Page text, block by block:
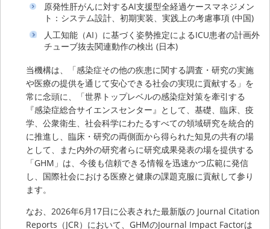
原発性肝がんに対するAI支援型全経過ケースマネジメン
ト：システム設計、初期実装、実践上の考慮事項 (中国)
人工知能（AI）に基づく姿勢推定によるICU患者の計画外
チューブ抜去関連動作の検出 (日本)
当機構は、「感染症その他の疾患に関する調査・研究の実施
や医療の提供を通じて安心できる社会の実現に貢献する」を
常に念頭に、「世界トップレベルの感染症対策を牽引する
『感染症総合サイエンスセンター』として、基礎、臨床、疫
学、公衆衛生、社会科学にわたるすべての領域研究を統合的
に推進し、臨床・研究の両側面から得られた知見の共有の場
として、また内外の研究者らに研究成果発表の場を提供する
「GHM」は、今後も信頼できる情報を迅速かつ広範に発信
し、国際社会における医療と健康の課題克服に貢献して参り
ます。
なお、2026年6月17日に公表された最新版の Journal Citation
Reports（JCR）において、GHMのJournal Impact Factorは